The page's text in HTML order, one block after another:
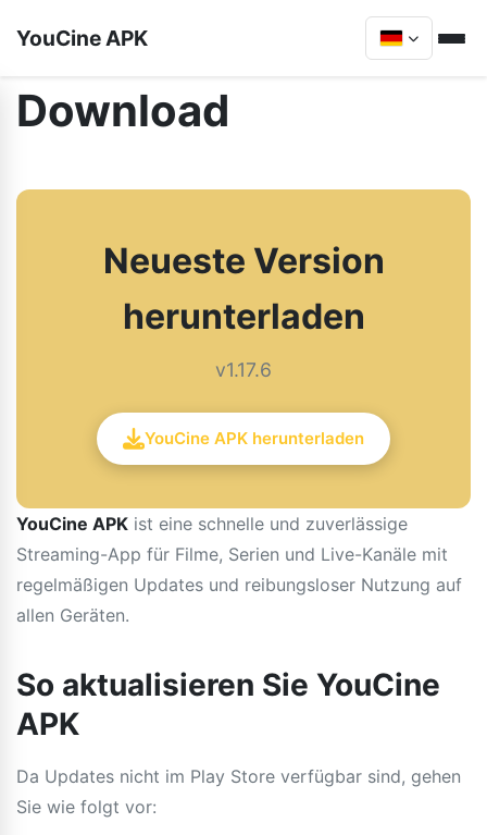
YouCine APK
Download
Neueste Version
herunterladen
v1.17.6
YouCine APK herunterladen
YouCine APK ist eine schnelle und zuverlässige
Streaming-App für Filme, Serien und Live-Kanäle mit
regelmäßigen Updates und reibungsloser Nutzung auf
allen Geräten.
So aktualisieren Sie YouCine
APK
Da Updates nicht im Play Store verfügbar sind, gehen
Sie wie folgt vor: